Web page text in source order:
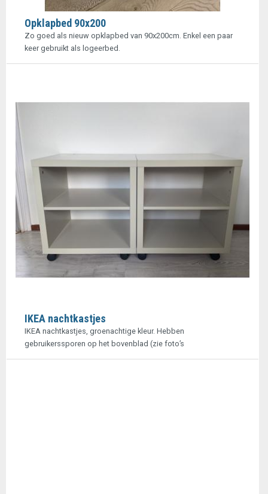
Opklapbed 90x200
Zo goed als nieuw opklapbed van 90x200cm. Enkel een paar
keer gebruikt als logeerbed.
IKEA nachtkastjes
IKEA nachtkastjes, groenachtige kleur. Hebben
gebruikerssporen op het bovenblad (zie foto’s